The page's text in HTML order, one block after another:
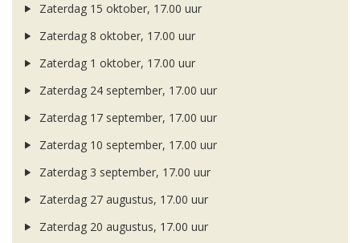
Zaterdag 15 oktober, 17.00 uur
Zaterdag 8 oktober, 17.00 uur
Zaterdag 1 oktober, 17.00 uur
Zaterdag 24 september, 17.00 uur
Zaterdag 17 september, 17.00 uur
Zaterdag 10 september, 17.00 uur
Zaterdag 3 september, 17.00 uur
Zaterdag 27 augustus, 17.00 uur
Zaterdag 20 augustus, 17.00 uur